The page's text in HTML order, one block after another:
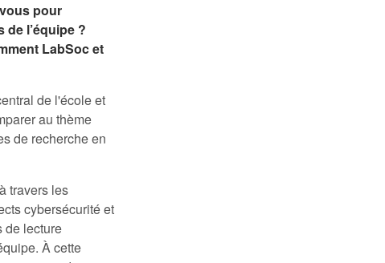
pour
l’équipe ?
LabSoc et
de l'école et
au thème
de recherche en
travers les
cybersécurité et
de lecture
À cette